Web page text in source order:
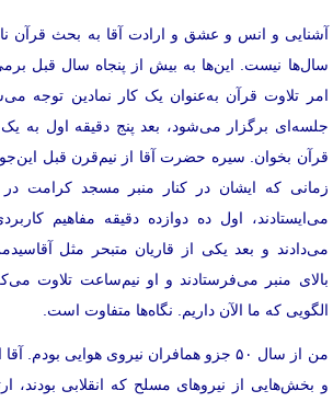
آشنایی و انس و عشق و ارادت آقا به بحث قرآن
سال‌ها نیست. این‌ها به بیش از پنجاه سال قبل
امر تلاوت قرآن به‌عنوان یک کار نمادین توجه
جلسه‌ای برگزار می‌شود، بعد پنج دقیقه اول به یک
قرآن بخوان. سیره‌ حضرت آقا از نیم‌قرن قبل
زمانی که ایشان در کنار منبر مسجد کرامت
می‌ایستادند، اول ده دوازده دقیقه مفاهیم
می‌دادند و بعد یکی از قاریان متبحر مثل
بالای منبر می‌فرستادند و او نیم‌ساعت تلاوت
الگویی که ما الآن داریم. نگاه‌ها متفاوت است.
من از سال ۵۰ جزو همافران نیروی هوایی
و بخش‌هایی از نیروهای مسلح که انقلابی بودند،